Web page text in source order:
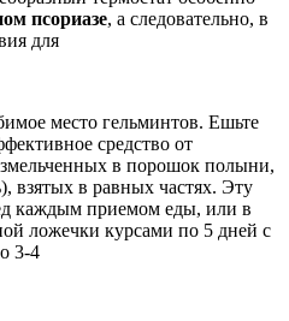
псориазе, а следовательно, в
для
место гельминтов. Ешьте
средство от
в порошок полыни,
взятых в равных частях. Эту
каждым приемом еды, или в
ложечки курсами по 5 дней с
3-4